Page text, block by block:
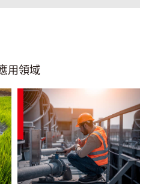
用領域